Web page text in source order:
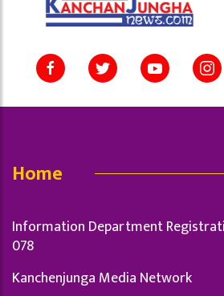
Home
Information Department
078
Kanchenjunga Media Network